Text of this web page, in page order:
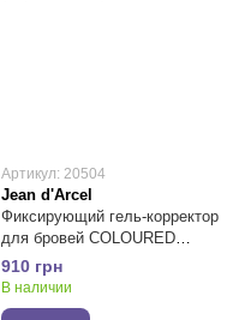
Артикул: 20504
Jean d'Arcel
Фиксирующий гель-корректор
для бровей COLOURED
EYEBROW GEL (коричневый)
910 грн
В наличии